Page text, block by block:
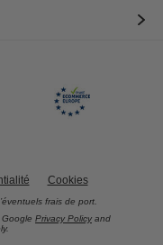
Cookies
frais de port.
Privacy Policy and